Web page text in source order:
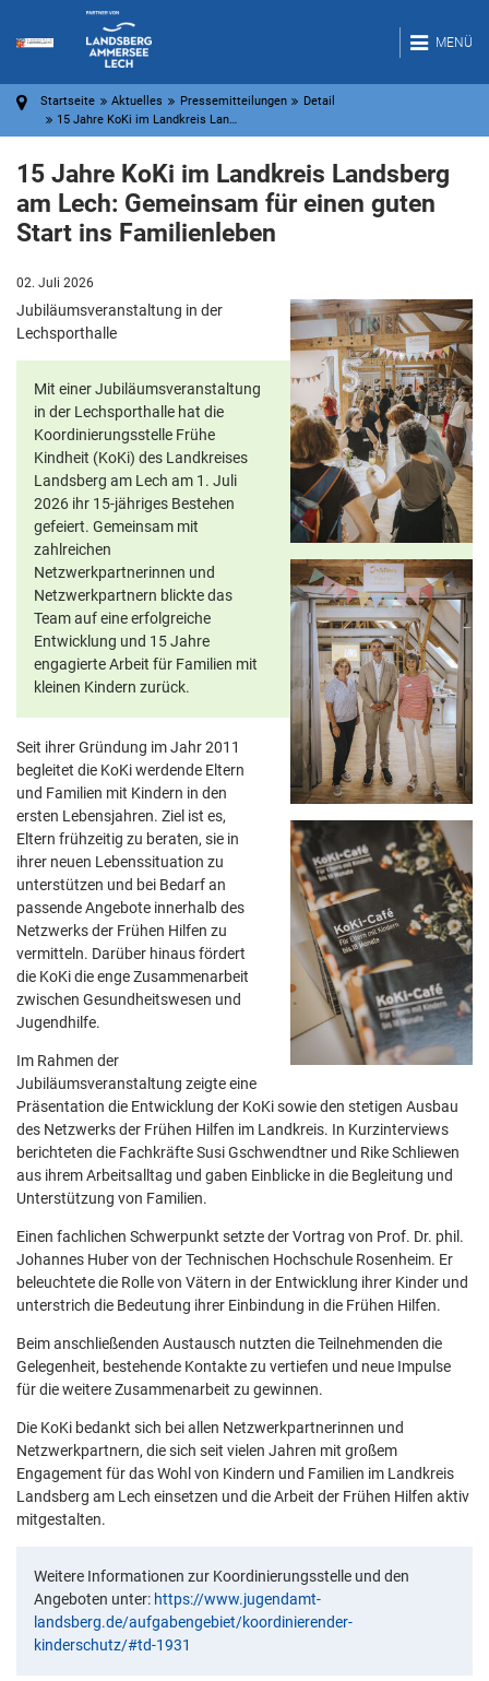
MENÜ
Startseite Aktuelles Pressemitteilungen
Detail
15 Jahre KoKi im Landkreis Lan…
15 Jahre KoKi im Landkreis Landsberg
am Lech: Gemeinsam für einen guten
Start ins Familienleben
02. Juli 2026
Jubiläumsveranstaltung in der
Lechsporthalle
Mit einer Jubiläumsveranstaltung
in der Lechsporthalle hat die
Koordinierungsstelle Frühe
Kindheit (KoKi) des Landkreises
Landsberg am Lech am 1. Juli
2026 ihr 15-jähriges Bestehen
gefeiert. Gemeinsam mit
zahlreichen
Netzwerkpartnerinnen und
Netzwerkpartnern blickte das
Team auf eine erfolgreiche
Entwicklung und 15 Jahre
engagierte Arbeit für Familien mit
kleinen Kindern zurück.
Seit ihrer Gründung im Jahr 2011
begleitet die KoKi werdende Eltern
und Familien mit Kindern in den
ersten Lebensjahren. Ziel ist es,
Eltern frühzeitig zu beraten, sie in
ihrer neuen Lebenssituation zu
unterstützen und bei Bedarf an
passende Angebote innerhalb des
Netzwerks der Frühen Hilfen zu
vermitteln. Darüber hinaus fördert
die KoKi die enge Zusammenarbeit
zwischen Gesundheitswesen und
Jugendhilfe.
Im Rahmen der
Jubiläumsveranstaltung zeigte eine
Präsentation die Entwicklung der KoKi sowie den stetigen Ausbau
des Netzwerks der Frühen Hilfen im Landkreis. In Kurzinterviews
berichteten die Fachkräfte Susi Gschwendtner und Rike Schliewen
aus ihrem Arbeitsalltag und gaben Einblicke in die Begleitung und
Unterstützung von Familien.
Einen fachlichen Schwerpunkt setzte der Vortrag von Prof. Dr. phil.
Johannes Huber von der Technischen Hochschule Rosenheim. Er
beleuchtete die Rolle von Vätern in der Entwicklung ihrer Kinder und
unterstrich die Bedeutung ihrer Einbindung in die Frühen Hilfen.
Beim anschließenden Austausch nutzten die Teilnehmenden die
Gelegenheit, bestehende Kontakte zu vertiefen und neue Impulse
für die weitere Zusammenarbeit zu gewinnen.
Die KoKi bedankt sich bei allen Netzwerkpartnerinnen und
Netzwerkpartnern, die sich seit vielen Jahren mit großem
Engagement für das Wohl von Kindern und Familien im Landkreis
Landsberg am Lech einsetzen und die Arbeit der Frühen Hilfen aktiv
mitgestalten.
Weitere Informationen zur Koordinierungsstelle und den
Angeboten unter: https://www.jugendamt-
landsberg.de/aufgabengebiet/koordinierender-
kinderschutz/#td-1931